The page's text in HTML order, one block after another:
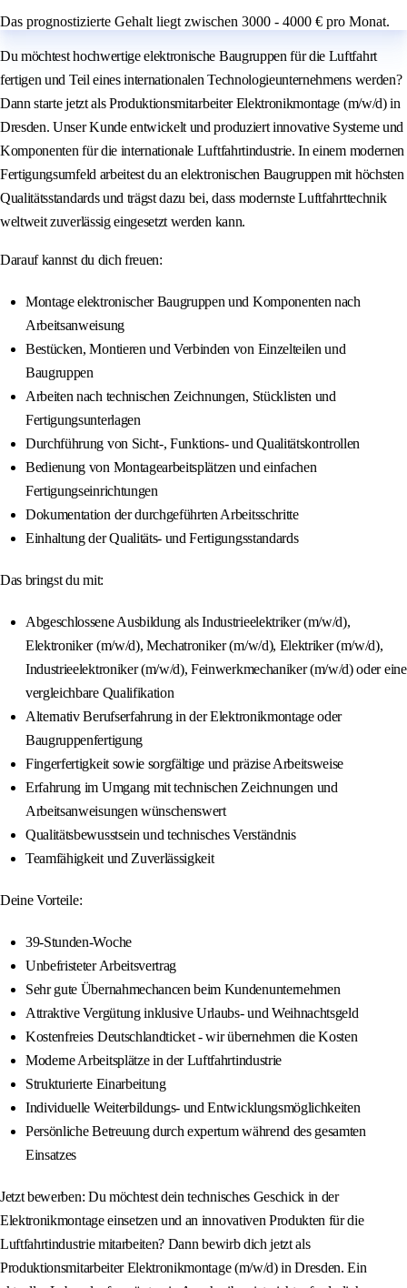
Das prognostizierte Gehalt liegt zwischen 3000 - 4000 € pro Monat.
Du möchtest hochwertige elektronische Baugruppen für die Luftfahrt
fertigen und Teil eines internationalen Technologieunternehmens werden?
Dann starte jetzt als Produktionsmitarbeiter Elektronikmontage (m/w/d) in
Dresden. Unser Kunde entwickelt und produziert innovative Systeme und
Komponenten für die internationale Luftfahrtindustrie. In einem modernen
Fertigungsumfeld arbeitest du an elektronischen Baugruppen mit höchsten
Qualitätsstandards und trägst dazu bei, dass modernste Luftfahrttechnik
weltweit zuverlässig eingesetzt werden kann.
Darauf kannst du dich freuen:
Montage elektronischer Baugruppen und Komponenten nach
Arbeitsanweisung
Bestücken, Montieren und Verbinden von Einzelteilen und
Baugruppen
Arbeiten nach technischen Zeichnungen, Stücklisten und
Fertigungsunterlagen
Durchführung von Sicht-, Funktions- und Qualitätskontrollen
Bedienung von Montagearbeitsplätzen und einfachen
Fertigungseinrichtungen
Dokumentation der durchgeführten Arbeitsschritte
Einhaltung der Qualitäts- und Fertigungsstandards
Das bringst du mit:
Abgeschlossene Ausbildung als Industrieelektriker (m/w/d),
Elektroniker (m/w/d), Mechatroniker (m/w/d), Elektriker (m/w/d),
Industrieelektroniker (m/w/d), Feinwerkmechaniker (m/w/d) oder eine
vergleichbare Qualifikation
Alternativ Berufserfahrung in der Elektronikmontage oder
Baugruppenfertigung
Fingerfertigkeit sowie sorgfältige und präzise Arbeitsweise
Erfahrung im Umgang mit technischen Zeichnungen und
Arbeitsanweisungen wünschenswert
Qualitätsbewusstsein und technisches Verständnis
Teamfähigkeit und Zuverlässigkeit
Deine Vorteile:
39-Stunden-Woche
Unbefristeter Arbeitsvertrag
Sehr gute Übernahmechancen beim Kundenunternehmen
Attraktive Vergütung inklusive Urlaubs- und Weihnachtsgeld
Kostenfreies Deutschlandticket - wir übernehmen die Kosten
Moderne Arbeitsplätze in der Luftfahrtindustrie
Strukturierte Einarbeitung
Individuelle Weiterbildungs- und Entwicklungsmöglichkeiten
Persönliche Betreuung durch expertum während des gesamten
Einsatzes
Jetzt bewerben: Du möchtest dein technisches Geschick in der
Elektronikmontage einsetzen und an innovativen Produkten für die
Luftfahrtindustrie mitarbeiten? Dann bewirb dich jetzt als
Produktionsmitarbeiter Elektronikmontage (m/w/d) in Dresden. Ein